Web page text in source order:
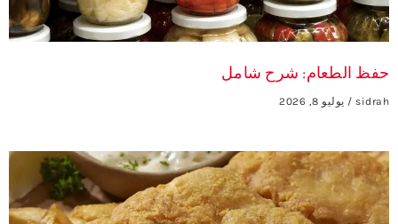
حفظ الطعام: شرح شامل
sidrah يوليو 8, 2026